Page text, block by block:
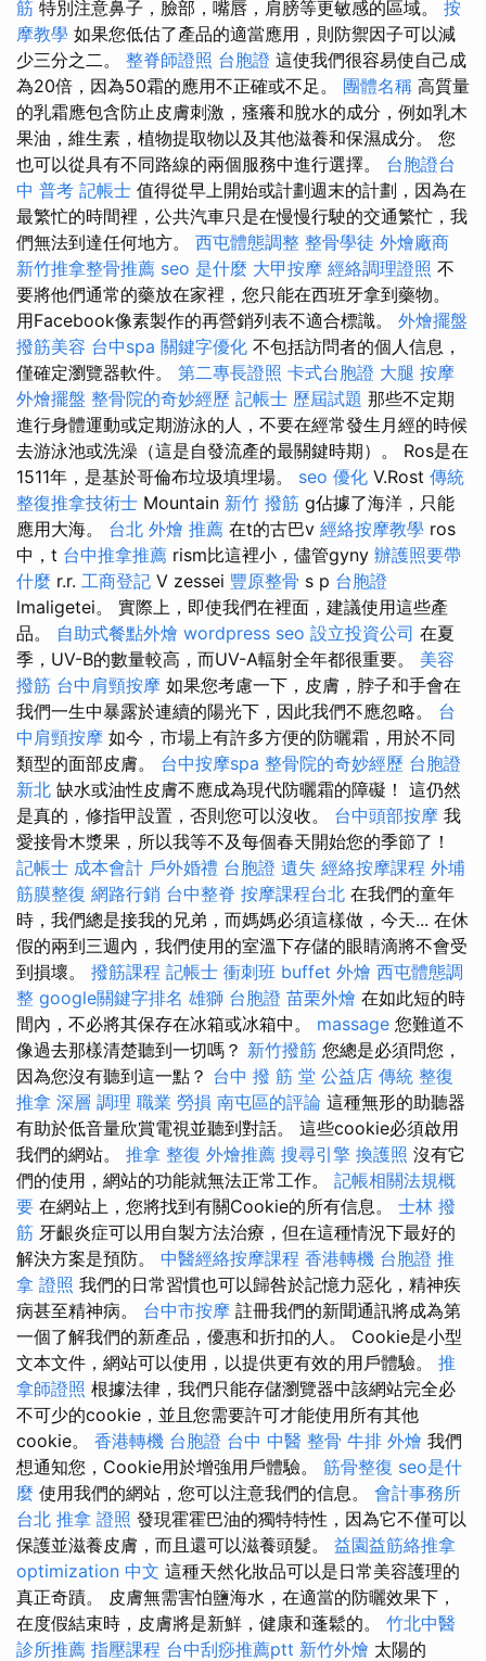
筋 特別注意鼻子，臉部，嘴唇，肩膀等更敏感的區域。 按
摩教學 如果您低估了產品的適當應用，則防禦因子可以減
少三分之二。 整脊師證照 台胞證 這使我們很容易使自己成
為20倍，因為50霜的應用不正確或不足。 團體名稱 高質量
的乳霜應包含防止皮膚刺激，瘙癢和脫水的成分，例如乳木
果油，維生素，植物提取物以及其他滋養和保濕成分。 您
也可以從具有不同路線的兩個服務中進行選擇。 台胞證台
中 普考 記帳士 值得從早上開始或計劃週末的計劃，因為在
最繁忙的時間裡，公共汽車只是在慢慢行駛的交通繁忙，我
們無法到達任何地方。 西屯體態調整 整骨學徒 外燴廠商
新竹推拿整骨推薦 seo 是什麼 大甲按摩 經絡調理證照 不
要將他們通常的藥放在家裡，您只能在西班牙拿到藥物。
用Facebook像素製作的再營銷列表不適合標識。 外燴擺盤
撥筋美容 台中spa 關鍵字優化 不包括訪問者的個人信息，
僅確定瀏覽器軟件。 第二專長證照 卡式台胞證 大腿 按摩
外燴擺盤 整骨院的奇妙經歷 記帳士 歷屆試題 那些不定期
進行身體運動或定期游泳的人，不要在經常發生月經的時候
去游泳池或洗澡（這是自發流產的最關鍵時期）。 Ros是在
1511年，是基於哥倫布垃圾填埋場。 seo 優化 V.Rost 傳統
整復推拿技術士 Mountain 新竹 撥筋 g佔據了海洋，只能
應用大海。 台北 外燴 推薦 在t的古巴v 經絡按摩教學 ros
中，t 台中推拿推薦 rism比這裡小，儘管gyny 辦護照要帶
什麼 r.r. 工商登記 V zessei 豐原整骨 s p 台胞證
lmaligetei。 實際上，即使我們在裡面，建議使用這些產
品。 自助式餐點外燴 wordpress seo 設立投資公司 在夏
季，UV-B的數量較高，而UV-A輻射全年都很重要。 美容
撥筋 台中肩頸按摩 如果您考慮一下，皮膚，脖子和手會在
我們一生中暴露於連續的陽光下，因此我們不應忽略。 台
中肩頸按摩 如今，市場上有許多方便的防曬霜，用於不同
類型的面部皮膚。 台中按摩spa 整骨院的奇妙經歷 台胞證
新北 缺水或油性皮膚不應成為現代防曬霜的障礙！ 這仍然
是真的，修指甲設置，否則您可以沒收。 台中頭部按摩 我
愛接骨木漿果，所以我等不及每個春天開始您的季節了！
記帳士 成本會計 戶外婚禮 台胞證 遺失 經絡按摩課程 外埔
筋膜整復 網路行銷 台中整脊 按摩課程台北 在我們的童年
時，我們總是接我的兄弟，而媽媽必須這樣做，今天... 在休
假的兩到三週內，我們使用的室溫下存儲的眼睛滴將不會受
到損壞。 撥筋課程 記帳士 衝刺班 buffet 外燴 西屯體態調
整 google關鍵字排名 雄獅 台胞證 苗栗外燴 在如此短的時
間內，不必將其保存在冰箱或冰箱中。 massage 您難道不
像過去那樣清楚聽到一切嗎？ 新竹撥筋 您總是必須問您，
因為您沒有聽到這一點？ 台中 撥 筋 堂 公益店 傳統 整復
推拿 深層 調理 職業 勞損 南屯區的評論 這種無形的助聽器
有助於低音量欣賞電視並聽到對話。 這些cookie必須啟用
我們的網站。 推拿 整復 外燴推薦 搜尋引擎 換護照 沒有它
們的使用，網站的功能就無法正常工作。 記帳相關法規概
要 在網站上，您將找到有關Cookie的所有信息。 士林 撥
筋 牙齦炎症可以用自製方法治療，但在這種情況下最好的
解決方案是預防。 中醫經絡按摩課程 香港轉機 台胞證 推
拿 證照 我們的日常習慣也可以歸咎於記憶力惡化，精神疾
病甚至精神病。 台中市按摩 註冊我們的新聞通訊將成為第
一個了解我們的新產品，優惠和折扣的人。 Cookie是小型
文本文件，網站可以使用，以提供更有效的用戶體驗。 推
拿師證照 根據法律，我們只能存儲瀏覽器中該網站完全必
不可少的cookie，並且您需要許可才能使用所有其他
cookie。 香港轉機 台胞證 台中 中醫 整骨 牛排 外燴 我們
想通知您，Cookie用於增強用戶體驗。 筋骨整復 seo是什
麼 使用我們的網站，您可以注意我們的信息。 會計事務所
台北 推拿 證照 發現霍霍巴油的獨特特性，因為它不僅可以
保護並滋養皮膚，而且還可以滋養頭髮。 益園益筋絡推拿
optimization 中文 這種天然化妝品可以是日常美容護理的
真正奇蹟。 皮膚無需害怕鹽海水，在適當的防曬效果下，
在度假結束時，皮膚將是新鮮，健康和蓬鬆的。 竹北中醫
診所推薦 指壓課程 台中刮痧推薦ptt 新竹外燴 太陽的